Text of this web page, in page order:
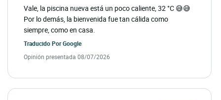
Vale, la piscina nueva está un poco caliente, 32 °C 😅😅
Por lo demás, la bienvenida fue tan cálida como
siempre, como en casa.
Traducido PorGoogle
Opinión presentada 08/07/2026